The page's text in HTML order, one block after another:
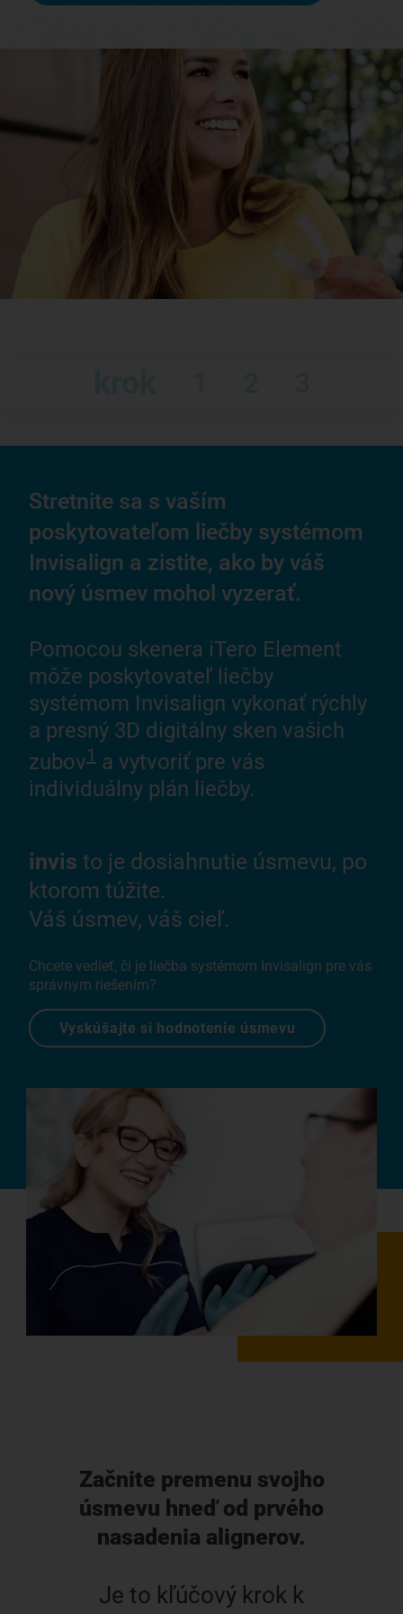
Stretnite sa s vaším
poskytovateľom liečby systémom
Invisalign a zistite, ako by váš
nový úsmev mohol vyzerať.
Pomocou skenera iTero Element
môže poskytovateľ liečby
systémom Invisalign vykonať rýchly
a presný 3D digitálny sken vašich
zubov1 a vytvoriť pre vás
individuálny plán liečby.
invis to je dosiahnutie úsmevu, po
ktorom túžite.
Váš úsmev, váš cieľ.
Chcete vedieť, či je liečba systémom Invisalign pre vás
správnym riešením?
Vyskúšajte si hodnotenie úsmevu
Začnite premenu svojho
úsmevu hneď od prvého
nasadenia alignerov.
Je to kľúčový krok k